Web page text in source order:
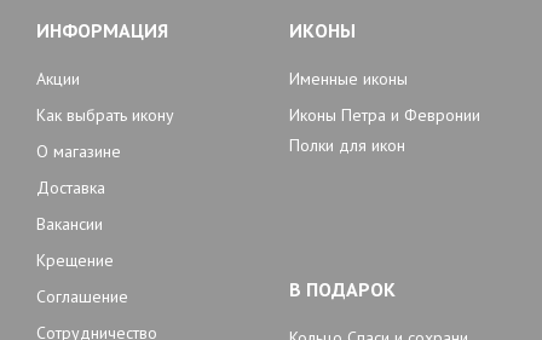
ИНФОРМАЦИЯ
Акции
Как выбрать икону
О магазине
Доставка
Вакансии
Крещение
Соглашение
Сотрудничество
ИКОНЫ
Именные иконы
Иконы Петра и Февронии
Полки для икон
В ПОДАРОК